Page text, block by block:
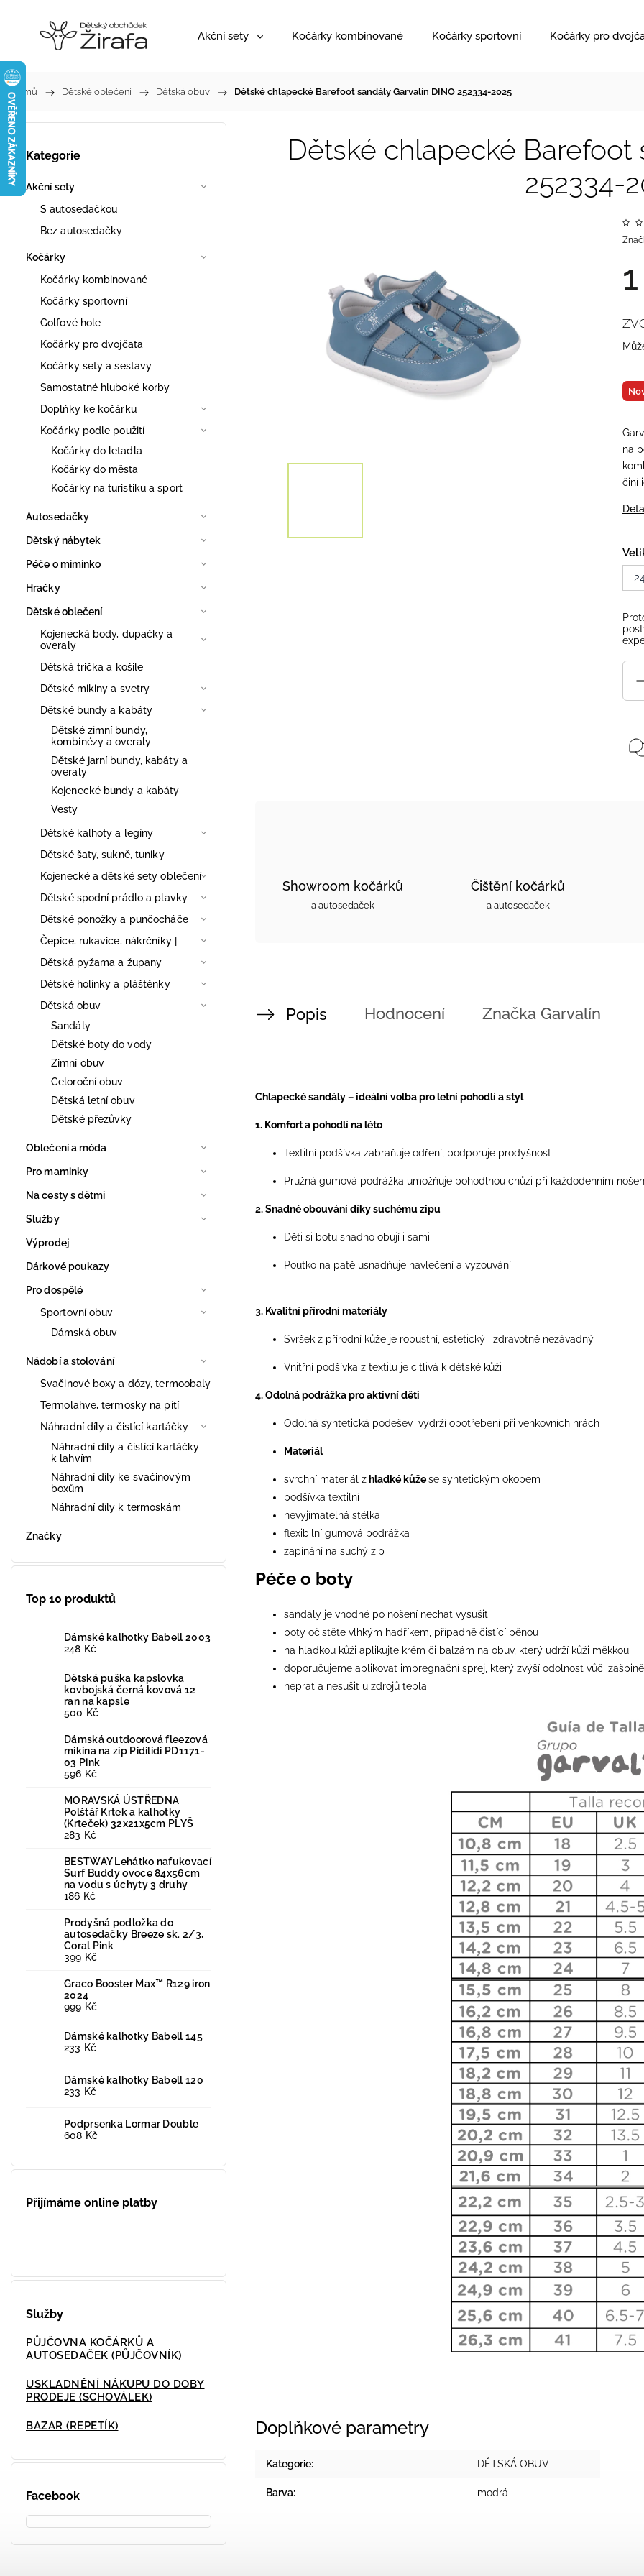
Akční sety Kočárky kombinované Kočárky sportovní Kočárky pro
Domů / Dětské oblečení / Dětská obuv / Dětské chlapecké Barefoot sandály Garvalín DINO 252334-2025
Kategorie
Akční sety
S autosedačkou
Bez autosedačky
Kočárky
Kočárky kombinované
Kočárky sportovní
Golfové hole
Kočárky pro dvojčata
Kočárky sety a sestavy
Samostatné hluboké korby
Doplňky ke kočárku
Kočárky podle použití
Kočárky do letadla
Kočárky do města
Kočárky na turistiku a sport
Autosedačky
Dětský nábytek
Péče o miminko
Hračky
Dětské oblečení
Kojenecká body, dupačky a
overaly
Dětská trička a košile
Dětské mikiny a svetry
Dětské bundy a kabáty
Dětské zimní bundy,
kombinézy a overaly
Dětské jarní bundy, kabáty a
overaly
Kojenecké bundy a kabáty
Vesty
Dětské kalhoty a legíny
Dětské šaty, sukně, tuniky
Kojenecké a dětské sety oblečení
Dětské spodní prádlo a plavky
Dětské ponožky a punčocháče
Čepice, rukavice, nákrčníky |
Dětská pyžama a župany
Dětské holínky a pláštěnky
Dětská obuv
Sandály
Dětské boty do vody
Zimní obuv
Celoroční obuv
Dětská letní obuv
Dětské přezůvky
Oblečení a móda
Pro maminky
Na cesty s dětmi
Služby
Výprodej
Dárkové poukazy
Pro dospělé
Sportovní obuv
Dámská obuv
Nádobí a stolování
Svačinové boxy a dózy, termoobaly
Termolahve, termosky na pití
Náhradní díly a čistící kartáčky
Náhradní díly a čistící kartáčky
k lahvím
Náhradní díly ke svačinovým
boxům
Náhradní díly k termoskám
Značky
Top 10 produktů
Dámské kalhotky Babell 2003
248 Kč
Dětská puška kapslovka
kovbojská černá kovová 12
ran na kapsle
500 Kč
Dámská outdoorová fleezová
mikina na zip Pidilidi PD1171-
03 Pink
596 Kč
MORAVSKÁ ÚSTŘEDNA
Polštář Krtek a kalhotky
(Krteček) 32x21x5cm PLYŠ
283 Kč
BESTWAY Lehátko nafukovací
Surf Buddy ovoce 84x56cm
na vodu s úchyty 3 druhy
186 Kč
Prodyšná podložka do
autosedačky Breeze sk. 2/3,
Coral Pink
399 Kč
Graco Booster Max™ R129 iron
2024
999 Kč
Dámské kalhotky Babell 145
233 Kč
Dámské kalhotky Babell 120
233 Kč
Podprsenka Lormar Double
608 Kč
Přijímáme online platby
Služby
PŮJČOVNA KOČÁRKŮ A
AUTOSEDAČEK (PŮJČOVNÍK)
USKLADNĚNÍ NÁKUPU DO DOBY
PRODEJE (SCHOVÁLEK)
BAZAR (REPETÍK)
Facebook
Dětské chlapecké Barefoot
252334-
na
činí
Showroom kočárků
a autosedaček
Čištění kočárků
a autosedaček
Popis Hodnocení Značka Garvalín
Chlapecké sandály – ideální volba pro letní pohodlí a styl
1. Komfort a pohodlí na léto
Textilní podšívka zabraňuje odření, podporuje prodyšnost
Pružná gumová podrážka umožňuje pohodlnou chůzi při každodenním
2. Snadné obouvání díky suchému zipu
Děti si botu snadno obují i sami
Poutko na patě usnadňuje navlečení a vyzouvání
3. Kvalitní přírodní materiály
Svršek z přírodní kůže je robustní, estetický i zdravotně nezávadný
Vnitřní podšívka z textilu je citlivá k dětské kůži
4. Odolná podrážka pro aktivní děti
Odolná syntetická podešev vydrží opotřebení při venkovních hrách
Materiál
svrchní materiál z hladké kůžese syntetickým okopem
podšívka textilní
nevyjímatelná stélka
flexibilní gumová podrážka
zapínání na suchý zip
Péče o boty
sandály je vhodné po nošení nechat vysušit
boty očistěte vlhkým hadříkem, případně čistící pěnou
na hladkou kůži aplikujte krém či balzám na obuv, který udrží kůži měkkou
doporučujeme aplikovat impregnační sprej, který zvýší odolnost vůči
neprat a nesušit u zdrojů tepla
Doplňkové parametry
Kategorie: DĚTSKÁ OBUV
Barva: modrá